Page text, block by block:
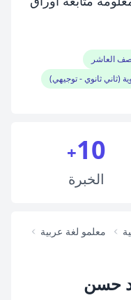
العاشر
(ثاني ثانوي - توجيهي)
10
+
الخبرة
معلمو لغة عربية
حسن